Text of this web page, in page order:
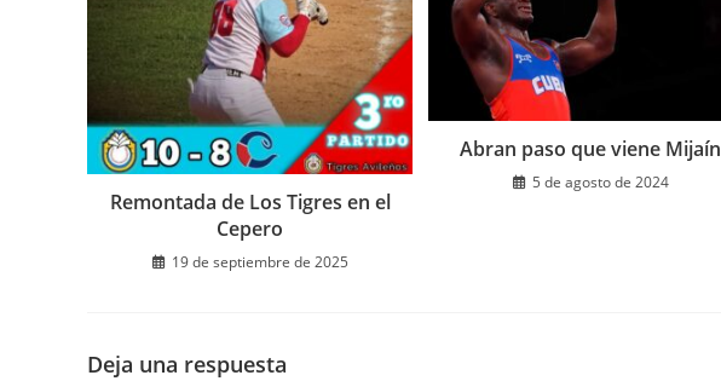
Remontada de Los Tigres en el
Cepero
19 de septiembre de 2025
Abran paso que viene Mijaín
5 de agosto de 2024
Deja una respuesta